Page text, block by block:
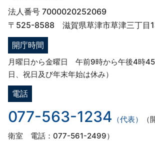
法人番号 7000020252069
〒525-8588 滋賀県草津市草津三丁目
開庁時間
月曜日から金曜日 午前9時から午後4時
日、祝日及び年末年始は休み）
電話
077-563-1234 （代表）
衛室 電話：077-561-2499）